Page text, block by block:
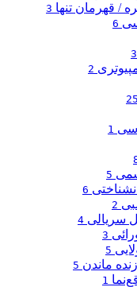
/ قهرمان تنها 3
6
2
1
5
6
2
سریالی 4
3
5
ماندن 5
1